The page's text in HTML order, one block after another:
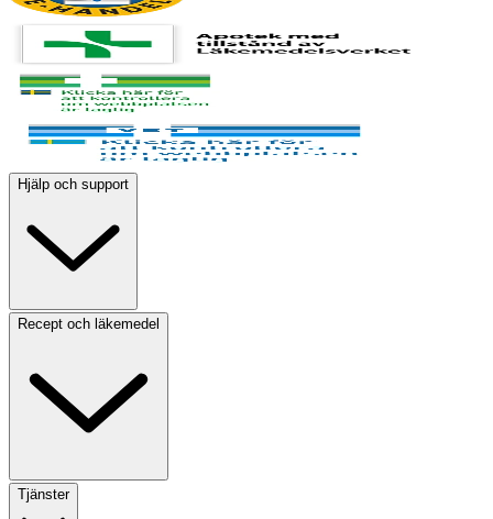
Hjälp och support
Recept och läkemedel
Tjänster